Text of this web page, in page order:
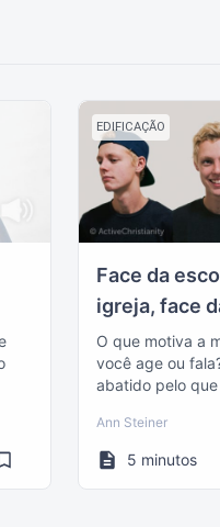
EDIFICAÇÃO
Face da
igreja, face
O que motiva a
você age ou
abatido pelo
Ann Steiner
5 minutos